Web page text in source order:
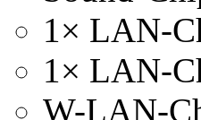
1× LAN-
1× LAN-
W-LAN-